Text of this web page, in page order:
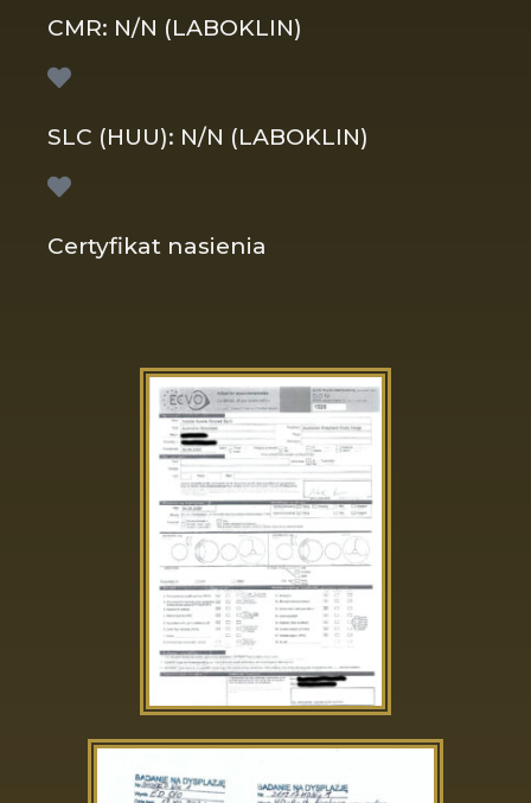
CMR: N/N (LABOKLIN)
SLC (HUU): N/N (LABOKLIN)
Certyfikat nasienia